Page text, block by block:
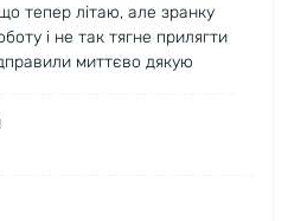
тепер літаю, але зранку
і не так тягне прилягти
миттєво дякую